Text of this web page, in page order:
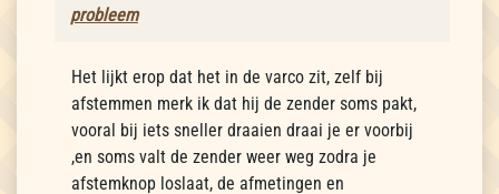
probleem
Het lijkt erop dat het in de varco zit, zelf bij
afstemmen merk ik dat hij de zender soms pakt,
vooral bij iets sneller draaien draai je er voorbij
,en soms valt de zender weer weg zodra je
afstemknop loslaat, de afmetingen en